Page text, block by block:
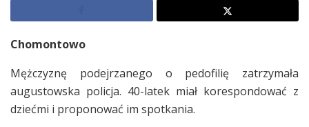
Chomontowo
Mężczyznę podejrzanego o pedofilię zatrzymała
augustowska policja. 40-latek miał korespondować z
dziećmi i proponować im spotkania.